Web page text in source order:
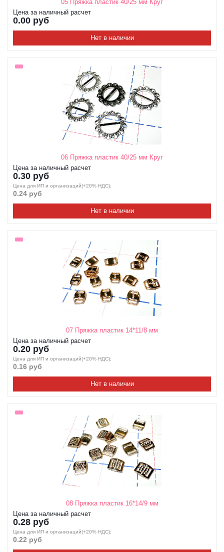
05 Пряжка пластик 40/25 мм Круг
Цена за наличный расчет
0.00 руб
Нет в наличии
06 Пряжка пластик 40/25 мм Круг
Цена за наличный расчет
0.30 руб
Цена для ИП и организаций(+20% НДС);
0.24 руб
Нет в наличии
07 Пряжка пластик 14*11/8 мм
Цена за наличный расчет
0.20 руб
Цена для ИП и организаций(+20% НДС);
0.16 руб
Нет в наличии
08 Пряжка пластик 16*14/9 мм
Цена за наличный расчет
0.28 руб
Цена для ИП и организаций(+20% НДС);
0.22 руб